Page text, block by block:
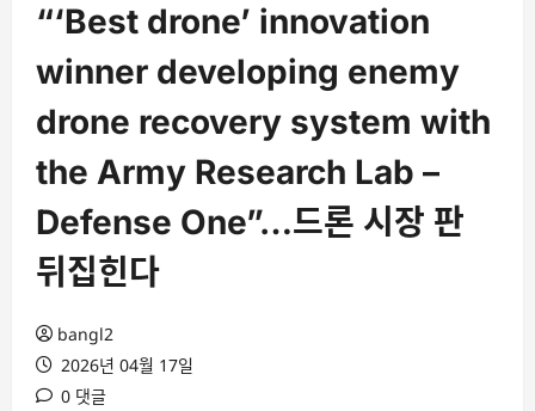
“‘Best drone’ innovation
winner developing enemy
drone recovery system with
the Army Research Lab –
Defense One”…드론 시장 판
뒤집힌다
bangl2
2026년 04월 17일
0 댓글